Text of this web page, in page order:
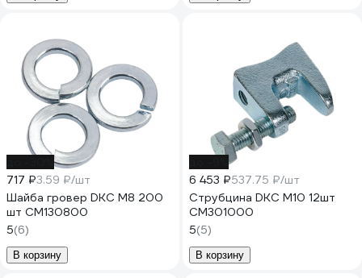
717 ₽3.59 ₽/шт
Шайба гровер DKC М8 200
шт CM130800
5(6)
В корзину
6 453 ₽537.75 ₽/шт
Струбцина DKC М10 12шт
CM301000
5(5)
В корзину